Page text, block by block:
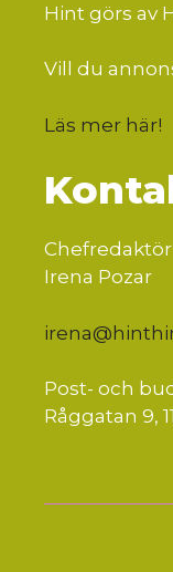
Hint görs av
Vill du
Läs mer här!
Chefredaktör
Irena Pozar
Post- och
Råggatan 9,